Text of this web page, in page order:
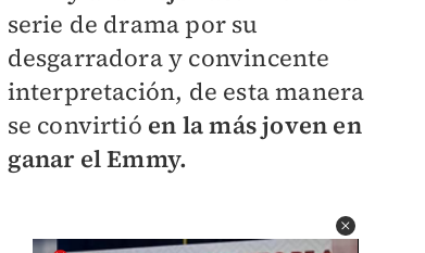
serie de drama por su
desgarradora y convincente
interpretación, de esta manera
se convirtió en la más joven en
ganar el Emmy.